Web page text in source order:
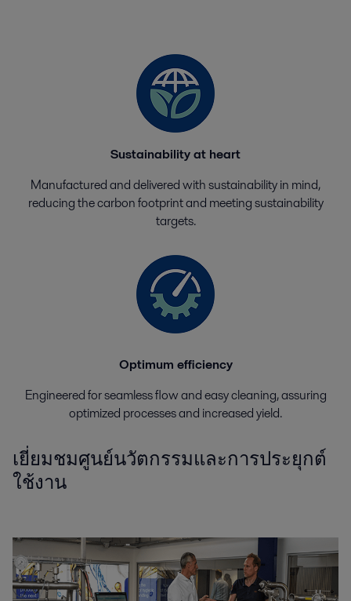
Sustainability at heart
Manufactured and delivered with sustainability in mind,
reducing the carbon footprint and meeting sustainability
targets.
Optimum efficiency
Engineered for seamless flow and easy cleaning, assuring
optimized processes and increased yield.
เยี่ยมชมศูนย์นวัตกรรมและการประยุกต์
ใช้งาน